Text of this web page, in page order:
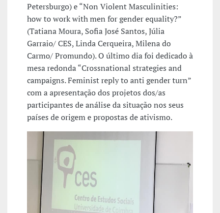
Petersburgo) e “Non Violent Masculinities:
how to work with men for gender equality?”
(Tatiana Moura, Sofia José Santos, Júlia
Garraio/ CES, Linda Cerqueira, Milena do
Carmo/ Promundo). O último dia foi dedicado à
mesa redonda “Crossnational strategies and
campaigns. Feminist reply to anti gender turn”
com a apresentação dos projetos dos/as
participantes de análise da situação nos seus
países de origem e propostas de ativismo.